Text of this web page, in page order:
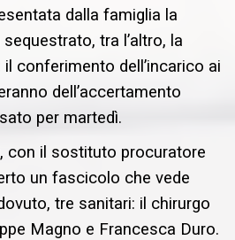
dalla famiglia la
tra l’altro, la
il conferimento dell’incarico ai
dell’accertamento
per martedì.
con il sostituto procuratore
un fascicolo che vede
tre sanitari: il chirurgo
Magno e Francesca Duro.